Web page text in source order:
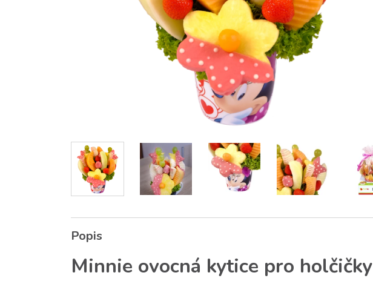
Popis
Minnie ovocná kytice pro holčičky